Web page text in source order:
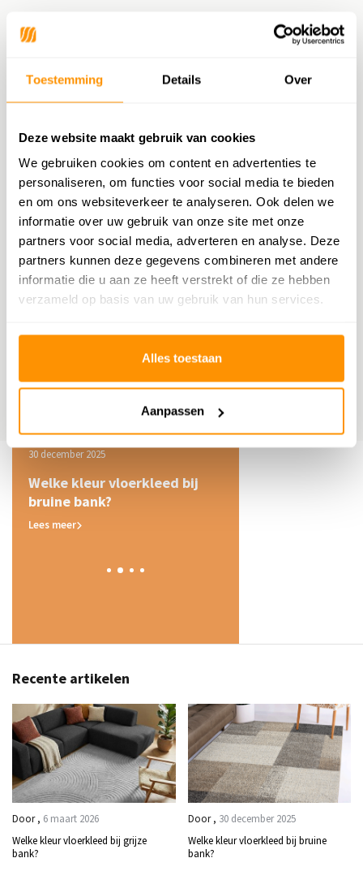
Toestemming Details Over
Deze website maakt gebruik van cookies
We gebruiken cookies om content en advertenties te
personaliseren, om functies voor social media te bieden
en om ons websiteverkeer te analyseren. Ook delen we
informatie over uw gebruik van onze site met onze
partners voor social media, adverteren en analyse. Deze
partners kunnen deze gegevens combineren met andere
informatie die u aan ze heeft verstrekt of die ze hebben
verzameld op basis van uw gebruik van hun services.
Alles toestaan
Aanpassen
Felle kleuren zijn leuk en laten vaak zien dat je gedurfde stappen neemt, maar
een andere kant van de medaille is dat je het na een jaar zat kan zijn. Bij
vele jaren van kan genieten. Je hoeft je ook geen zorgen te maken of
bepaalde kleuren uit de mode gaan, dat zal namelijk niet gebeuren bij
Iedereen vindt het mooi
Neutrale kleuren valt bij iedereen goed, bij felle kleuren is dat niet bij iedereen
het geval. Dat komt omdat felle kleuren gewaagd zijn en je meer een
trendsetter bent. Wil je liever voor safe gaan? Dan kan je het beste gebruik
maken van neutrale kleuren. Maar wat zijn neutrale kleuren eigenlijk? Nou dat
zijn kleuren die er niet uitschieten, je kan denken aan zachte kleuren zoals
beige, grijs, wit of lichtbruin.
30 december 2025
Welke kleur vloerkleed bij
bruine bank?
Lees meer
Recente artikelen
Door, 6 maart 2026
Welke kleur vloerkleed bij grijze
bank?
Door, 30 december 2025
Welke kleur vloerkleed bij bruine
bank?